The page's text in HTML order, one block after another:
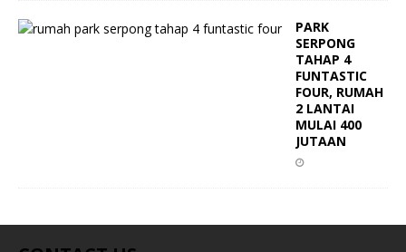
PARK
SERPONG
TAHAP 4
FUNTASTIC
FOUR, RUMAH
2 LANTAI
MULAI 400
JUTAAN